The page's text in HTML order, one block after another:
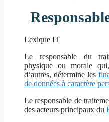
Lexique IT
Le responsable du
physique ou morale
d‘autres, détermine les
de données à caractère
Le responsable de
des acteurs principaux du